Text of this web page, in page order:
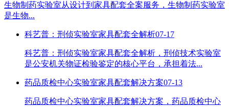
生物制药实验室从设计到家具配套全案服务，生物制药实验室
是生物...
科艺普：刑侦实验室家具配套全解析07-17
科艺普：刑侦实验室家具配套全解析，刑侦技术实验室
是公安机关物证检验鉴定的核心平台，承担着法...
药品质检中心实验室家具配套解决方案07-13
药品质检中心实验室家具配套解决方案，药品质检中心